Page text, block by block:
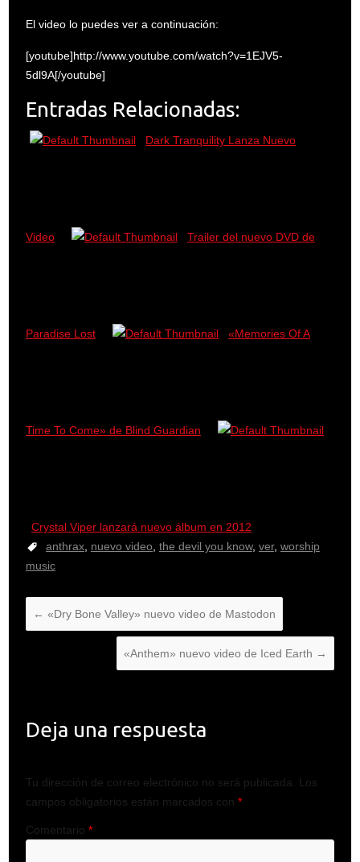
El video lo puedes ver a continuación:
[youtube]http://www.youtube.com/watch?v=1EJV5-
5dl9A[/youtube]
Entradas Relacionadas:
Dark Tranquility Lanza Nuevo
Video Trailer del nuevo DVD de
Paradise Lost «Memories Of A
Time To Come» de Blind Guardian
Crystal Viper lanzará nuevo álbum en 2012
anthrax, nuevo video the devil you know, ver, worship
music
← «Dry Bone Valley» nuevo video de Mastodon
«Anthem» nuevo video de Iced Earth →
Deja una respuesta
Tu dirección de correo electrónico no será publicada.
Los
campos obligatorios están marcados con *
Comentario *